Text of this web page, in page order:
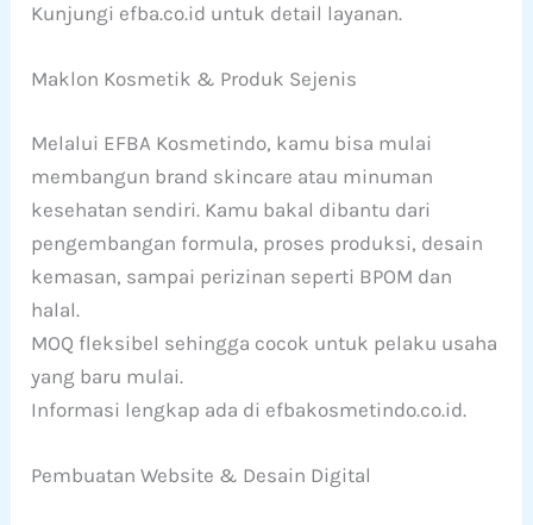
Kunjungi efba.co.id untuk detail layanan.
Maklon Kosmetik & Produk Sejenis
Melalui EFBA Kosmetindo, kamu bisa mulai
membangun brand skincare atau minuman
kesehatan sendiri. Kamu bakal dibantu dari
pengembangan formula, proses produksi, desain
kemasan, sampai perizinan seperti BPOM dan
halal.
MOQ fleksibel sehingga cocok untuk pelaku usaha
yang baru mulai.
Informasi lengkap ada di efbakosmetindo.co.id.
Pembuatan Website & Desain Digital